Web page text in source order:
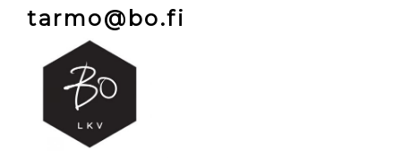
tarmo@bo.fi